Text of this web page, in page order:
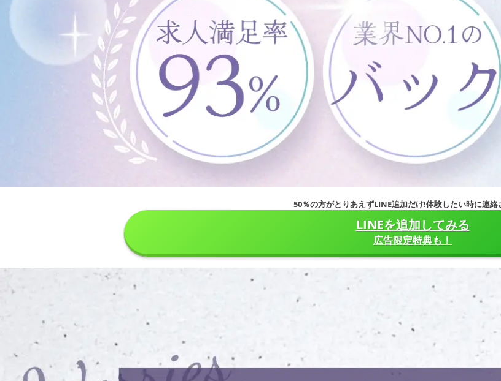
50％の方がとりあえずLINE追加だけ!体験したい時に連絡
LINEを追加してみる
広告限定特典も！